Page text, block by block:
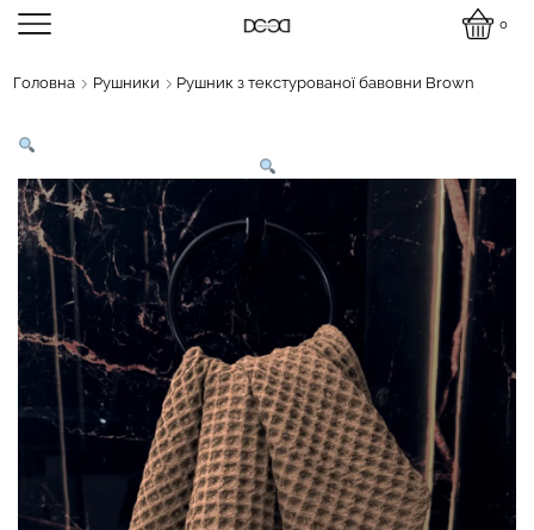
0
Головна Рушники Рушник з текстурованої бавовни Brown